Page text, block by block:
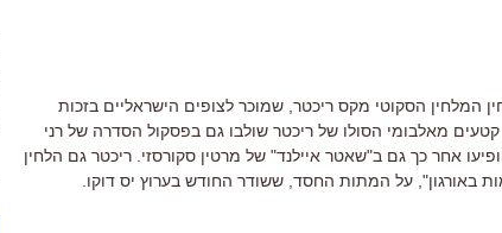
הסקוטי מקס ריכטר, שמוכר לצופים הישראליים בזכות
מאלבומי הסולו של ריכטר שולבו גם בפסקול הסדרה של רני
אחר כך גם ב"שאטר איילנד" של מרטין סקורסזי. ריכטר גם הלחין
באורגון", על המתות החסד, ששודר החודש בערוץ יס דוקו.